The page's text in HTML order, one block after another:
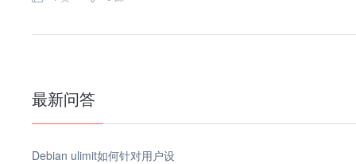
最新问答
Debian ulimit如何针对用户设